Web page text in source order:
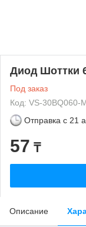
Диод Шоттки
Под заказ
Код: VS-30BQ060-
Отправка с 21
57 ₸
Описание